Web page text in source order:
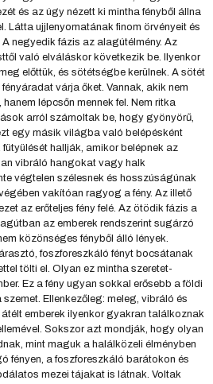
és az úgy nézett ki mintha fényből állna
Látta ujjlenyomatának finom örvényeit és
negyedik fázis az alagútélmény. Az
való elváláskor következik be. Ilyenkor
előttük, és sötétségbe kerülnek. A sötét
várja őket. Vannak, akik nem
lépcsőn mennek fel. Nem ritka
arról számoltak be, hogy gyönyörű,
egy másik világba való belépésként
hallják, amikor belépnek az
vibráló hangokat vagy halk
végtelen szélesnek és hosszúságúnak
vakítóan ragyog a fény. Az illető
az erőteljes fény felé. Az ötödik fázis a
az emberek rendszerint sugárzó
közönséges fényből álló lények.
foszforeszkáló fényt bocsátanak
tölti el. Olyan ez mintha szeretet-
Ez a fény ugyan sokkal erősebb a földi
Ellenkezőleg: meleg, vibráló és
emberek ilyenkor gyakran találkoznak
Sokszor azt mondják, hogy olyan
mint maguk a halálközeli élményben
fényen, a foszforeszkáló barátokon és
mezei tájakat is látnak. Voltak